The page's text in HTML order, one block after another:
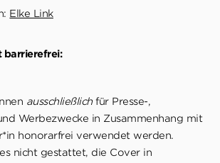
Elke Link
barrierefrei:
ausschließlichfür Presse-,
Werbezwecke in Zusammenhang mit
honorarfrei verwendet werden.
nicht gestattet, die Cover in